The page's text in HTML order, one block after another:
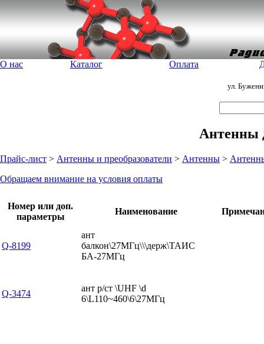
О нас Каталог Оплата
ул.
Антенны
Прайс-лист > Антенны и преобразователи > Антенны >
Обращаем внимание на условия оплаты
Номер или доп.
параметры
Наименование
Q-8199
ант
балкон\27МГц\\\держ\ТАИС
БА-27МГц
Q-3474
ант р/ст \UHF \d
6\L110~460\6\27МГц